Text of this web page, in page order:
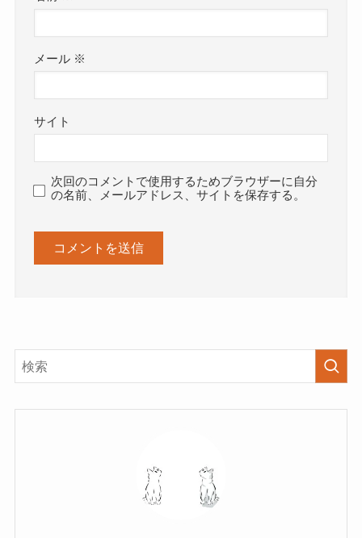
メール ※
サイト
次回のコメントで使用するためブラウザーに自分
の名前、メールアドレス、サイトを保存する。